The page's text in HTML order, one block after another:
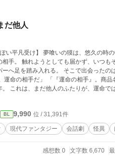
だ他人
同じ夢を見続けていた。 夢の中で自
手。 触れようとしても届かず、いつも
へ足を踏み入れる。 そこで出会ったの
これは、まだ他人のふたりが、運命で
BL 9,990 位 / 31,391件
現代ファンタジー 会話劇 怪異
感想数 0 文字数 6,670